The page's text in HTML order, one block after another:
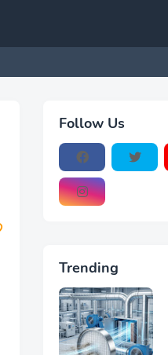
Follow Us
Trending